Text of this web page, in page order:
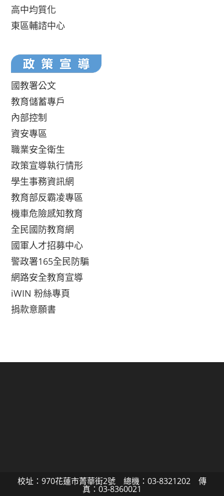
高中均質化
東區輔諮中心
國教署公文
教育儲蓄專戶
內部控制
資安專區
職業安全衛生
政策宣導執行情形
學生事務資訊網
教育部反霸凌專區
機車危險感知教育
全民國防教育網
國軍人才招募中心
警政署165全民防騙
網路安全教育宣導
iWIN 粉絲專頁
捐款意願書
校址：970花蓮市菁華街2號 總機：03-8321202 傳
真：03-8360021